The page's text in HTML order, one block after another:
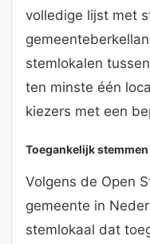
volledige lijst met
stemlokalen
ten minste één
kiezers met een
Toegankelijk stemmen
Volgens de Open
gemeente in
stemlokaal dat